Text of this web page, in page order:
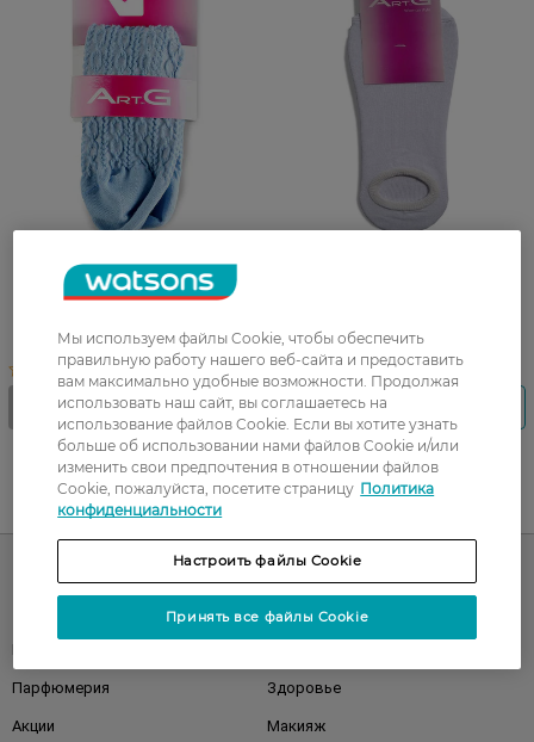
Носки заниженные ArtG
№W81BACKGROUND001 23-
25 голубой
19,99 ГРН
UA
Парфюмерия Здоровье
Акции Макияж
Мы используем файлы Cookie, чтобы обеспечить
правильную работу нашего веб-сайта и предоставить
вам максимально удобные возможности. Продолжая
использовать наш сайт, вы соглашаетесь на
использование файлов Cookie. Если вы хотите узнать
больше об использовании нами файлов Cookie и/или
изменить свои предпочтения в отношении файлов
Cookie, пожалуйста, посетите страницу Политика
конфиденциальности
Настроить файлы Cookie
Принять все файлы Cookie